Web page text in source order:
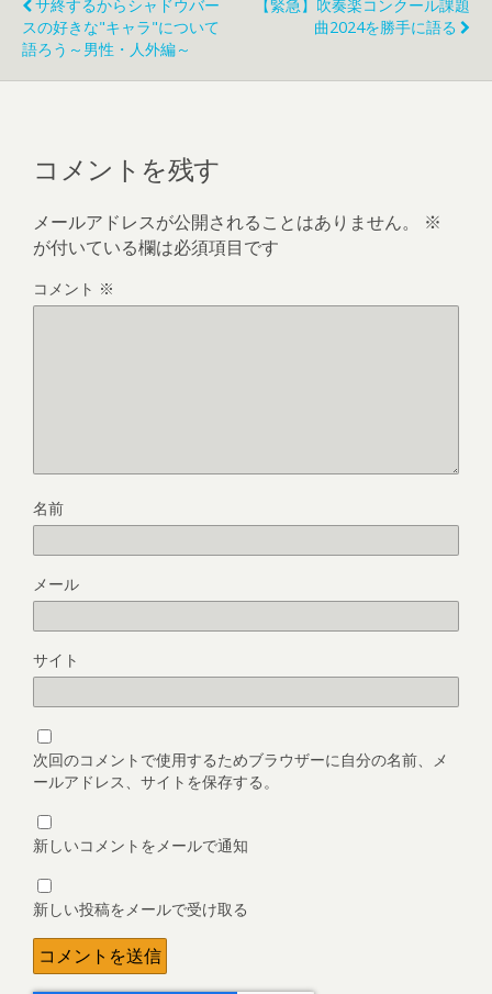
サ終するからシャドウバー
スの好きな"キャラ"について
語ろう～男性・人外編～
【緊急】吹奏楽コンクール課題
曲2024を勝手に語る
コメントを残す
メールアドレスが公開されることはありません。
※
が付いている欄は必須項目です
コメント ※
名前
メール
サイト
次回のコメントで使用するためブラウザーに自分の名前、メ
ールアドレス、サイトを保存する。
新しいコメントをメールで通知
新しい投稿をメールで受け取る